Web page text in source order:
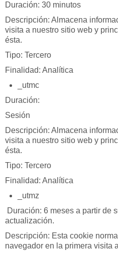
Duración: 30 minutos
Descripción: Almacena
visita a nuestro sitio web y
ésta.
Tipo: Tercero
Finalidad: Analítica
_utmc
Duración:
Sesión
Descripción: Almacena
visita a nuestro sitio web y
ésta.
Tipo: Tercero
Finalidad: Analítica
_utmz
Duración: 6 meses a partir de
actualización.
Descripción: Esta cookie
navegador en la primera visita